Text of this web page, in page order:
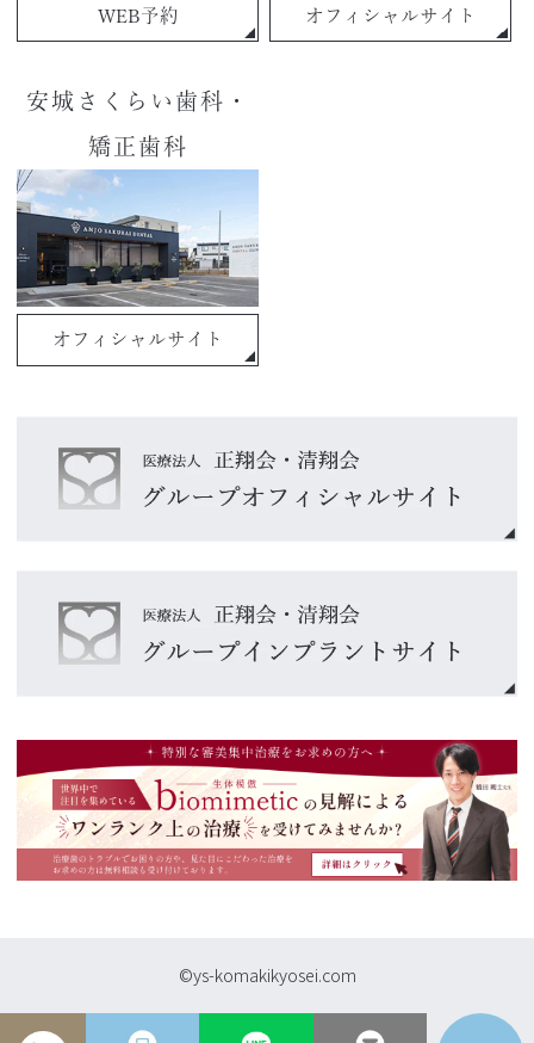
WEB予約 オフィシャルサイト
安城さくらい歯科・
矯正歯科
オフィシャルサイト
©ys-komakikyosei.com